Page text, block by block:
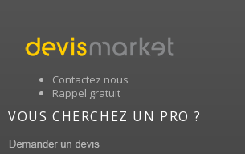
Contactez nous
Rappel gratuit
VOUS CHERCHEZ UN PRO ?